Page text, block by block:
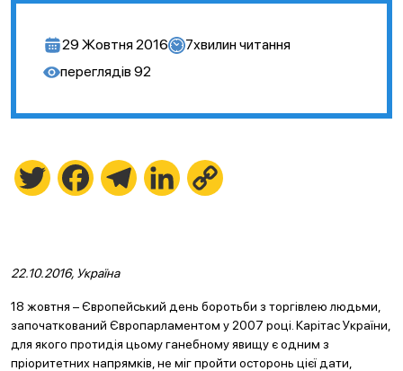
29 Жовтня 2016 7хвилин читання
переглядів 92
Twitter FacebookTelegramLinkedIn
22.10.2016, Україна
18 жовтня – Європейський день боротьби з торгівлею людьми,
започаткований Європарламентом у 2007 році. Карітас України,
для якого протидія цьому ганебному явищу є одним з
пріоритетних напрямків, не міг пройти осторонь цієї дати,